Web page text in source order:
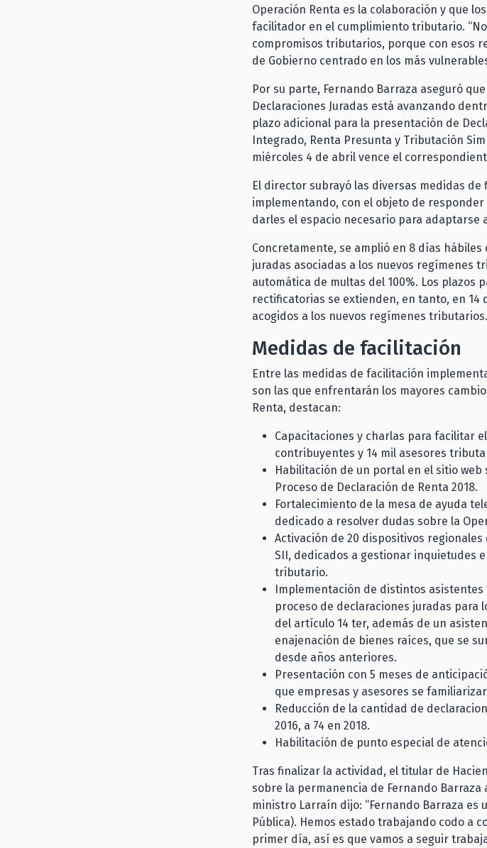
Operación Renta es la colaboración y que
facilitador en el cumplimiento tributario.
compromisos tributarios, porque con esos
de Gobierno centrado en los más
Por su parte, Fernando Barraza aseguró
Declaraciones Juradas está avanzando
plazo adicional para la presentación de
Integrado, Renta Presunta y Tributación
miércoles 4 de abril vence el
El director subrayó las diversas medidas de
implementando, con el objeto de
darles el espacio necesario para adaptarse
Concretamente, se amplió en 8 días
juradas asociadas a los nuevos regímenes
automática de multas del 100%. Los plazos
rectificatorias se extienden, en tanto, en
acogidos a los nuevos regímenes tributarios.
Medidas de facilitación
Entre las medidas de facilitación
son las que enfrentarán los mayores
Renta, destacan:
Capacitaciones y charlas para facilitar
contribuyentes y 14 mil asesores
Habilitación de un portal en el sitio
Proceso de Declaración de Renta 2018.
Fortalecimiento de la mesa de ayuda
dedicado a resolver dudas sobre la
Activación de 20 dispositivos
SII, dedicados a gestionar inquietudes
tributario.
Implementación de distintos
proceso de declaraciones juradas
del artículo 14 ter, además de un
enajenación de bienes raíces, que se
desde años anteriores.
Presentación con 5 meses de
que empresas y asesores se
Reducción de la cantidad de
2016, a 74 en 2018.
Habilitación de punto especial de
Tras finalizar la actividad, el titular de
sobre la permanencia de Fernando Barraza
ministro Larraín dijo: “Fernando Barraza es
Pública). Hemos estado trabajando codo a
primer día, así es que vamos a seguir